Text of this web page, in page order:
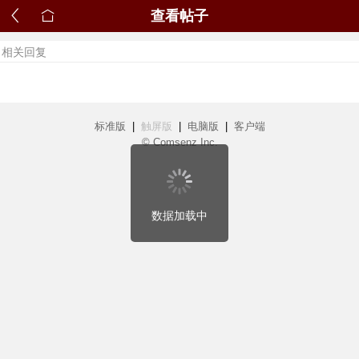
相关回复
标准版 触屏版 电脑版
客户端
© Comsenz Inc.
查看帖子
数据加载中